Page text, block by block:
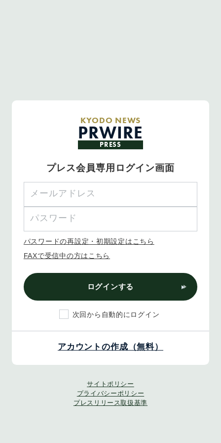
KYODO NEWS
PRWIRE
PRESS
プレス会員専用ログイン画面
パスワードの再設定・初期設定はこちら
FAXで受信中の方はこちら
ログインする
次回から自動的にログイン
アカウントの作成（無料）
サイトポリシー
プライバシーポリシー
プレスリリース取扱基準